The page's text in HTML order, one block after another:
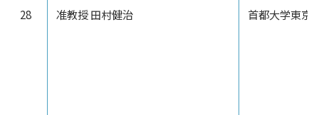
28 准教授 田村健治 首都大学東京